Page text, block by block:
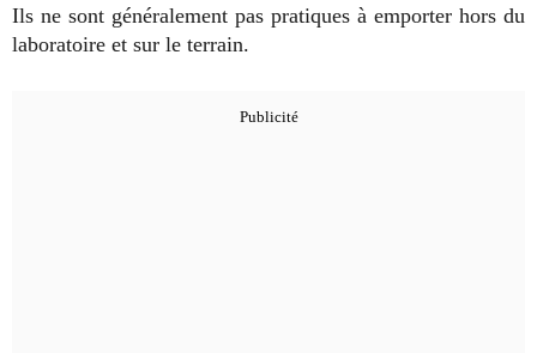
Ils ne sont généralement pas pratiques à emporter hors du
laboratoire et sur le terrain.